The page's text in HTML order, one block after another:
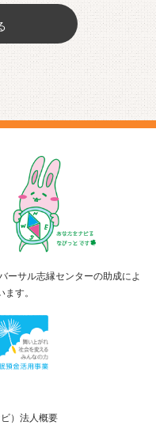
ーサル志縁センターの助成によ
す。
）法人概要